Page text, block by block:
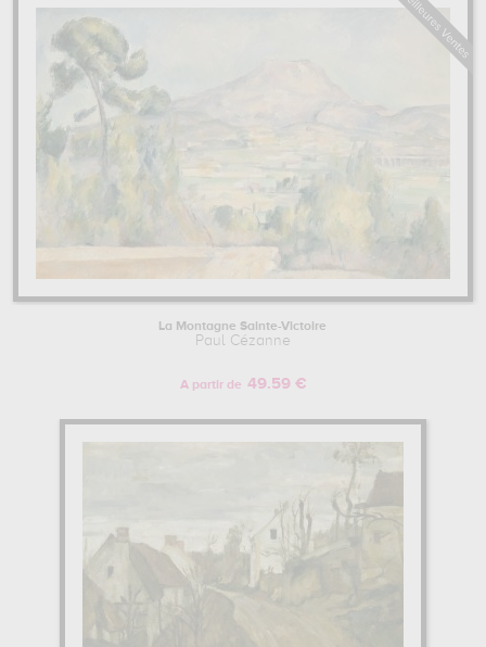
La Montagne Sainte-Victoire
Paul Cézanne
A partir de 49.59 €